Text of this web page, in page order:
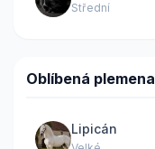
Střední
Oblíbená plemena
Lipicán